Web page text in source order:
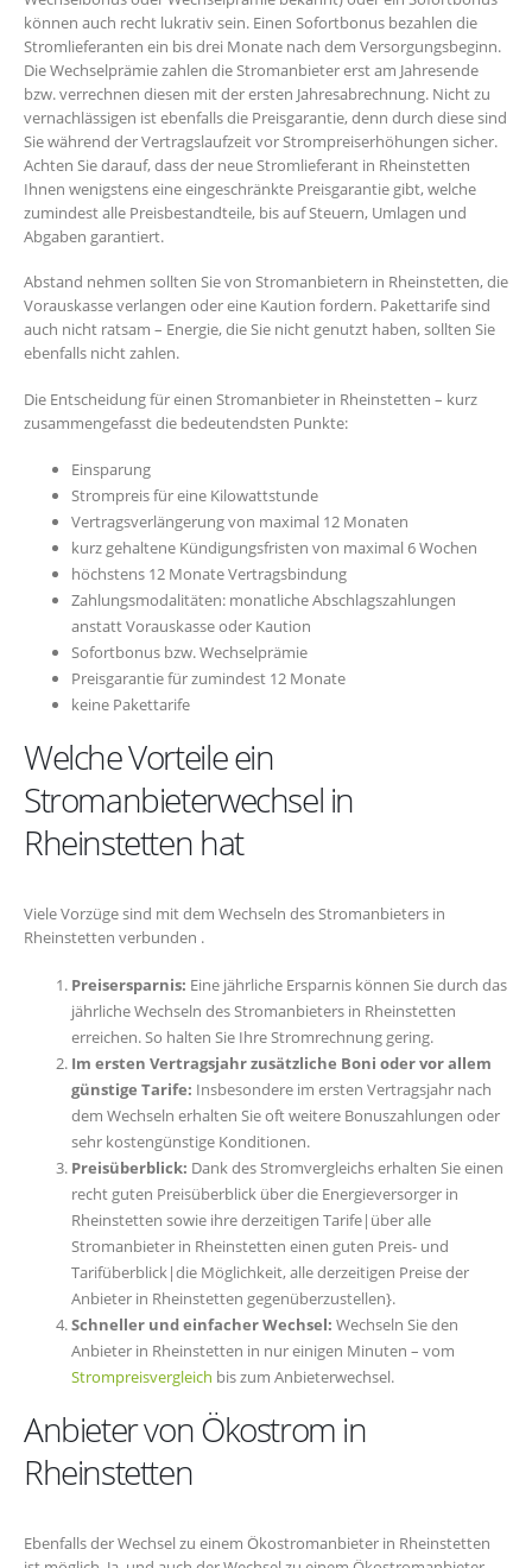
können auch recht lukrativ sein. Einen Sofortbonus bezahlen die
Stromlieferanten ein bis drei Monate nach dem Versorgungsbeginn.
Die Wechselprämie zahlen die Stromanbieter erst am Jahresende
bzw. verrechnen diesen mit der ersten Jahresabrechnung. Nicht zu
vernachlässigen ist ebenfalls die Preisgarantie, denn durch diese sind
Sie während der Vertragslaufzeit vor Strompreiserhöhungen sicher.
Achten Sie darauf, dass der neue Stromlieferant in Rheinstetten
Ihnen wenigstens eine eingeschränkte Preisgarantie gibt, welche
zumindest alle Preisbestandteile, bis auf Steuern, Umlagen und
Abgaben garantiert.
Abstand nehmen sollten Sie von Stromanbietern in Rheinstetten, die
Vorauskasse verlangen oder eine Kaution fordern. Pakettarife sind
auch nicht ratsam – Energie, die Sie nicht genutzt haben, sollten Sie
ebenfalls nicht zahlen.
Die Entscheidung für einen Stromanbieter in Rheinstetten – kurz
zusammengefasst die bedeutendsten Punkte:
Einsparung
Strompreis für eine Kilowattstunde
Vertragsverlängerung von maximal 12 Monaten
kurz gehaltene Kündigungsfristen von maximal 6 Wochen
höchstens 12 Monate Vertragsbindung
Zahlungsmodalitäten: monatliche Abschlagszahlungen
anstatt Vorauskasse oder Kaution
Sofortbonus bzw. Wechselprämie
Preisgarantie für zumindest 12 Monate
keine Pakettarife
Welche Vorteile ein
Stromanbieterwechsel in
Rheinstetten hat
Viele Vorzüge sind mit dem Wechseln des Stromanbieters in
Rheinstetten verbunden .
Preisersparnis: Eine jährliche Ersparnis können Sie durch das
jährliche Wechseln des Stromanbieters in Rheinstetten
erreichen. So halten Sie Ihre Stromrechnung gering.
Im ersten Vertragsjahr zusätzliche Boni oder vor allem
günstige Tarife: Insbesondere im ersten Vertragsjahr nach
dem Wechseln erhalten Sie oft weitere Bonuszahlungen oder
sehr kostengünstige Konditionen.
Preisüberblick: Dank des Stromvergleichs erhalten Sie einen
recht guten Preisüberblick über die Energieversorger in
Rheinstetten sowie ihre derzeitigen Tarife|über alle
Stromanbieter in Rheinstetten einen guten Preis- und
Tarifüberblick|die Möglichkeit, alle derzeitigen Preise der
Anbieter in Rheinstetten gegenüberzustellen}.
Schneller und einfacher Wechsel: Wechseln Sie den
Anbieter in Rheinstetten in nur einigen Minuten – vom
Strompreisvergleich bis zum Anbieterwechsel.
Anbieter von Ökostrom in
Rheinstetten
Ebenfalls der Wechsel zu einem Ökostromanbieter in Rheinstetten